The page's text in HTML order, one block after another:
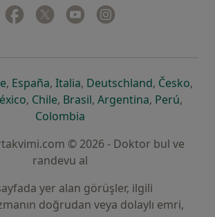
Facebook
yeni bir sekmede açılır
Twitter
yeni bir sekmede açılır
Youtube
yeni bir sekmede açılır
açılır
yeni bir sekmede açılır
, Españayeni bir sekmede açılır
, Italiayeni bir sekmede açılır
, Deutschlandyeni bir
, Českoyeni
,
bir sekmede açılır
yeni bir sekmede açılır
, Chileyeni bir sekmede açılır
, Brasilyeni bir sekmede açılır
, Argentinayeni bir
, Perúyeni
,
Colombia
© 2026 - Doktor bul ve
randevu al
yer alan görüşler, ilgili
doğrudan veya dolaylı emri,